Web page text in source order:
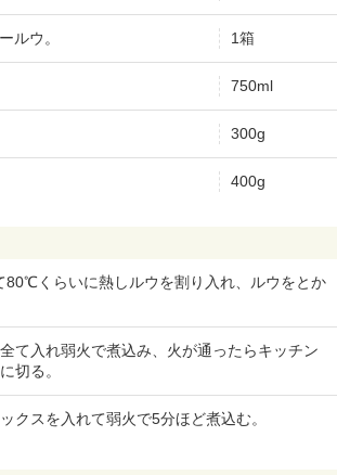
ルウ。 1箱
750ml
300g
400g
80℃くらいに熱しルウを割り入れ、ルウをとか
て入れ弱火で煮込み、火が通ったらキッチン
切る。
クスを入れて弱火で5分ほど煮込む。